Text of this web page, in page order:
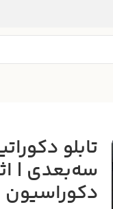
تابلو
سه‌بعدی |